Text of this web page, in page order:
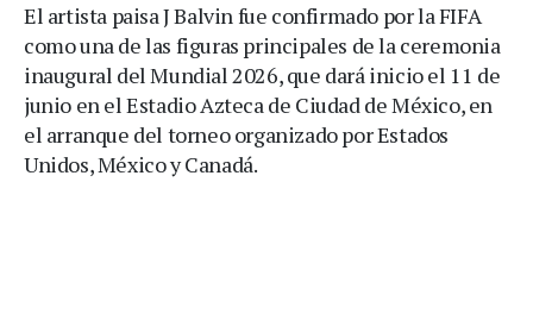
El artista paisa J Balvin fue confirmado por la FIFA
como una de las figuras principales de la ceremonia
inaugural del Mundial 2026, que dará inicio el 11 de
junio en el Estadio Azteca de Ciudad de México, en
el arranque del torneo organizado por Estados
Unidos, México y Canadá.